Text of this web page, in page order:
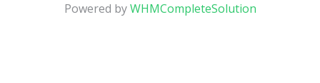
Powered byWHMCompleteSolution